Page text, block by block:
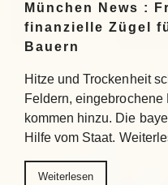
München News :
finanzielle Zügel
Bauern
Hitze und Trockenheit
Feldern,
kommen hinzu. Die
Hilfe vom Staat.
Weiterlesen